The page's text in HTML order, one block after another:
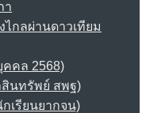
า
กลผ่านดาวเทียม
คคล 2568)
สินทรัพย์ สพฐ)
เรียนยากจน)